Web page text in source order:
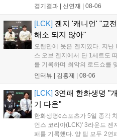
부터 앞서나갔고, 별다른 위기
의 출발이 매우 좋...
경기결과 | 신연재 08-06
[LCK] 젠지 '캐니언' "교
해소 되지 않아"
오랜만에 웃은 젠지였다. 지
스 오브 젠지에서 단 1세트도
를 기록하며 최악의 로드쇼를
화생명e스포츠를 2:1로 잡고
는데, 승리를 거두면서 전반적
인터뷰 | 김홍제 08-06
[LCK] 3연패 한화생명 "
기 다운"
한화생명e스포츠가 5일 종각
언스 코리아(LCK)' 3라운드 젠
패를 기록했다. 양 팀 모두 2연